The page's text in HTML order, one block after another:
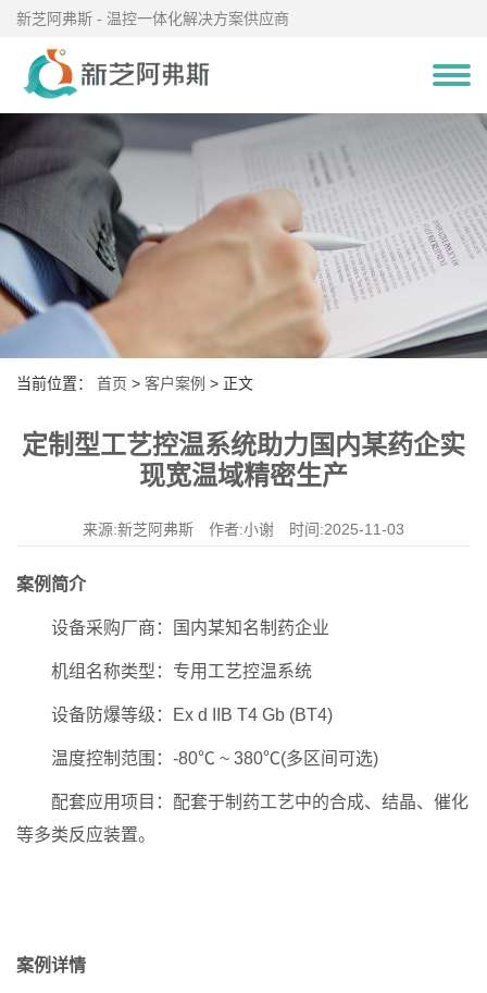
新芝阿弗斯 - 温控一体化解决方案供应商
当前位置： 首页 > 客户案例 > 正文
定制型工艺控温系统助力国内某药企实
现宽温域精密生产
来源:新芝阿弗斯 作者:小谢 时间:2025-11-03
案例简介
设备采购厂商：国内某知名制药企业
机组名称类型：专用工艺控温系统
设备防爆等级：Ex d IIB T4 Gb (BT4)
温度控制范围：-80℃ ~ 380℃(多区间可选)
配套应用项目：配套于制药工艺中的合成、结晶、催化
等多类反应装置。
案例详情